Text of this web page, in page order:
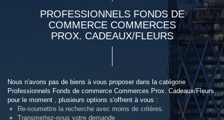
PROFESSIONNELS FONDS DE
COMMERCE COMMERCES
PROX. CADEAUX/FLEURS
Nous n'avons pas de biens à vous proposer dans la catégorie
Professionnels Fonds de commerce Commerces Prox. Cadeaux/Fleurs
pour le moment , plusieurs options s'offrent à vous :
Re-soumettre la recherche avec moins de critères.
Transmettez-nous votre demande